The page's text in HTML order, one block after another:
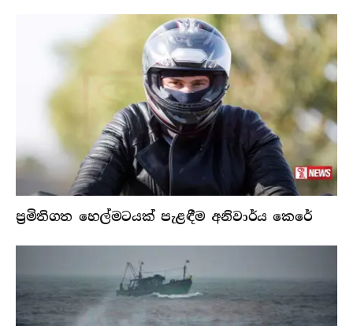
ප්‍රමිතිගත හෙල්මටයක් පැළඳීම අනිවාර්ය කෙරේ